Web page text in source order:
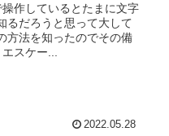
作しているとたまに文字
るだろうと思って大して
方法を知ったのでその備
スケー...
2022.05.28